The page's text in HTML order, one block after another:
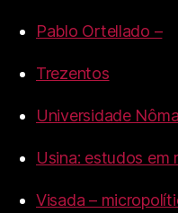
Pablo Ortellado –
Trezentos
Universidade
Usina: estudos em
Visada –